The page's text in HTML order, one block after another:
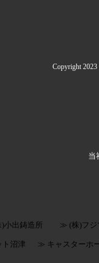
Copyright
当
小出鋳造所 ≫ (株)フジ
沼津 ≫ キャスターホ